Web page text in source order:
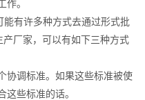
作。
有许多种方式去通过形式批
厂家，可以有如下三种方式
协调标准。如果这些标准被使
这些标准的话。